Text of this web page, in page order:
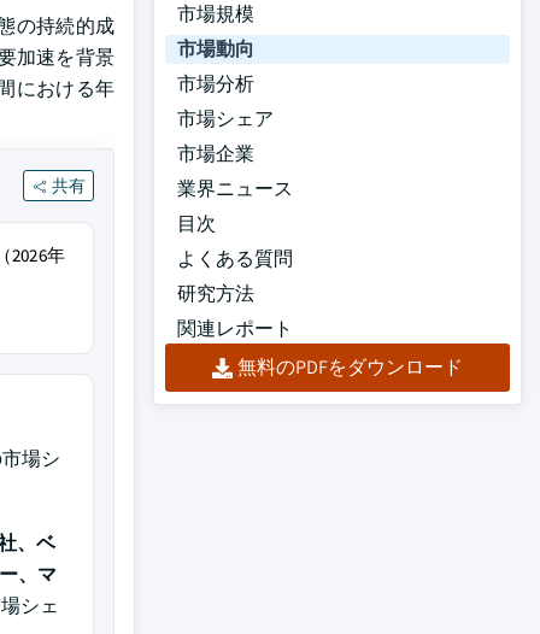
の持続的成
加速を背景
における年
共有
2026年
場シ
、ベ
、マ
シェ
市場規模
市場動向
市場分析
市場シェア
市場企業
業界ニュース
目次
よくある質問
研究方法
関連レポート
無料のPDFをダウンロード